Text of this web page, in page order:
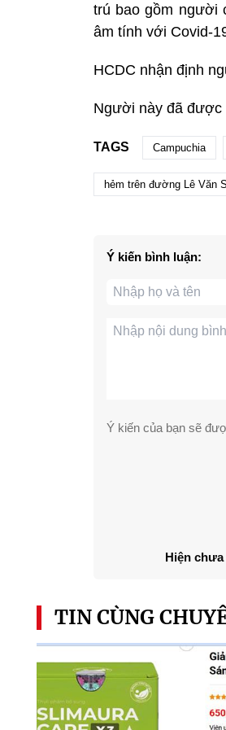
trú bao gồm người
âm tính với Covid-
HCDC nhận định
Người này đã được
TAGS Campuchia
hẻm trên đường Lê Văn
Ý kiến bình luận:
Ý kiến của bạn sẽ
Hiện
TIN CÙNG